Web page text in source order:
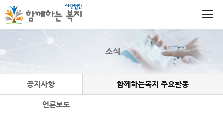
소식
공지사항 함께하는복지 주요활동
언론보도